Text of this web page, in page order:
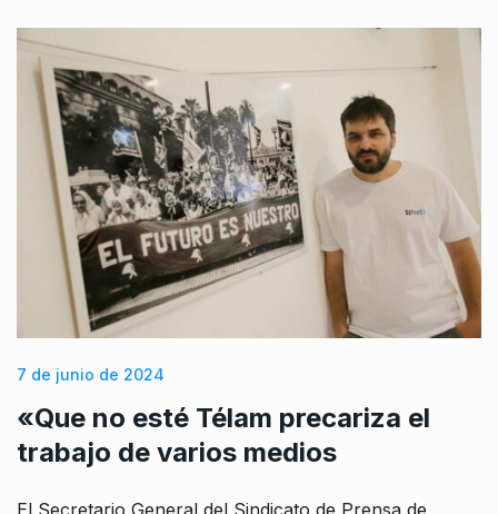
7 de junio de 2024
«Que no esté Télam precariza el
trabajo de varios medios
El Secretario General del Sindicato de Prensa de